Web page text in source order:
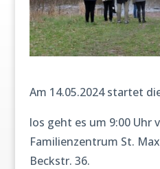
Am 14.05.2024 startet
los geht es um 9:00 Uhr
Familienzentrum St.
Beckstr. 36.